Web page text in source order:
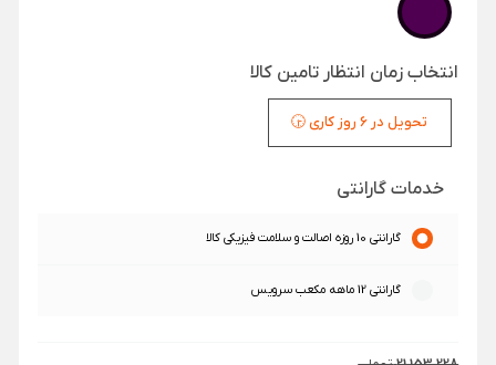
انتخاب زمان انتظار تامین کالا
تحویل در 6 روز کاری 🕞
خدمات گارانتی
گارانتی 10 روزه اصالت و سلامت فیزیکی کالا
گارانتی 12 ماهه مکعب سرویس